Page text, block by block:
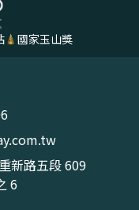
國家玉山獎
新路五段 609
6